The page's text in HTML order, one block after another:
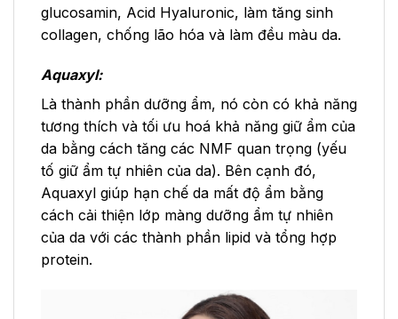
glucosamin, Acid Hyaluronic, làm tăng sinh
collagen, chống lão hóa và làm đều màu da.
Aquaxyl:
Là thành phần dưỡng ẩm, nó còn có khả năng
tương thích và tối ưu hoá khả năng giữ ẩm của
da bằng cách tăng các NMF quan trọng (yếu
tố giữ ẩm tự nhiên của da). Bên cạnh đó,
Aquaxyl giúp hạn chế da mất độ ẩm bằng
cách cải thiện lớp màng dưỡng ẩm tự nhiên
của da với các thành phần lipid và tổng hợp
protein.